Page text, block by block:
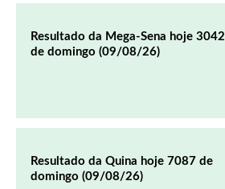
Resultado da Mega-Sena hoje 3042
de domingo (09/08/26)
Resultado da Quina hoje 7087 de
domingo (09/08/26)